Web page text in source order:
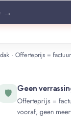
· Offerteprijs =
🛡️
Geen
Offerteprijs =
vooraf, geen